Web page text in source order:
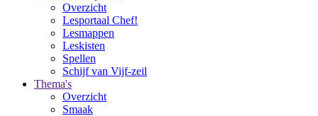
Overzicht
Lesportaal Chef!
Lesmappen
Leskisten
Spellen
Schijf van Vijf-zeil
Thema's
Overzicht
Smaak